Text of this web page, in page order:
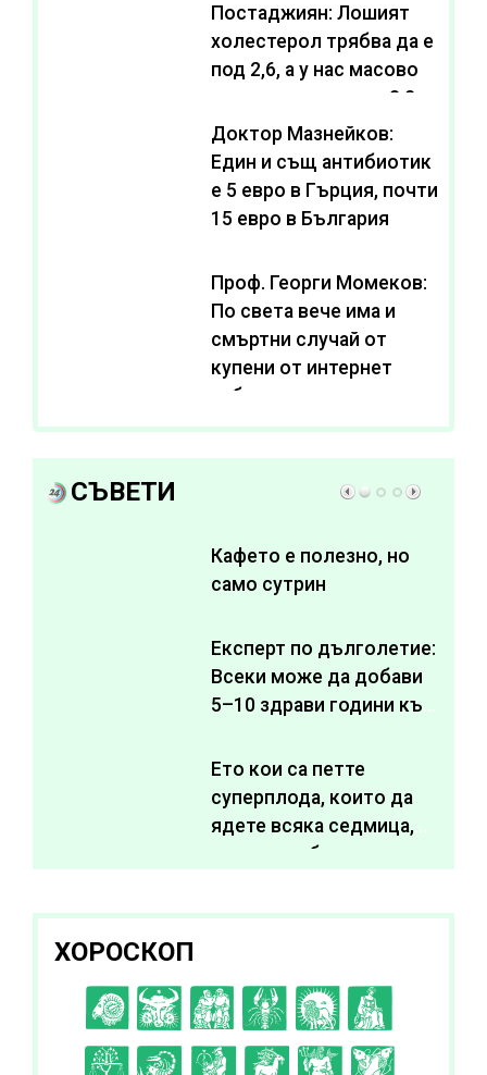
Постаджиян: Лошият
холестерол трябва да е
под 2,6, а у нас масово
се живее с нива от 3,2
Доктор Мазнейков:
Един и същ антибиотик
e 5 евро в Гърция, почти
15 евро в България
Проф. Георги Момеков:
По света вече има и
смъртни случай от
купени от интернет
субстанции за
отслабване
СЪВЕТИ
Кафето е полезно, но
само сутрин
Експерт по дълголетие:
Всеки може да добави
5–10 здрави години към
Ето кои са петте
суперплода, които да
ядете всяка седмица,
за да подобрите
ХОРОСКОП
C D EFGH